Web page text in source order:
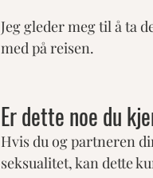
Jeg gleder meg til å ta
med på reisen.
Er dette noe du
Hvis du og partneren
seksualitet, kan dette